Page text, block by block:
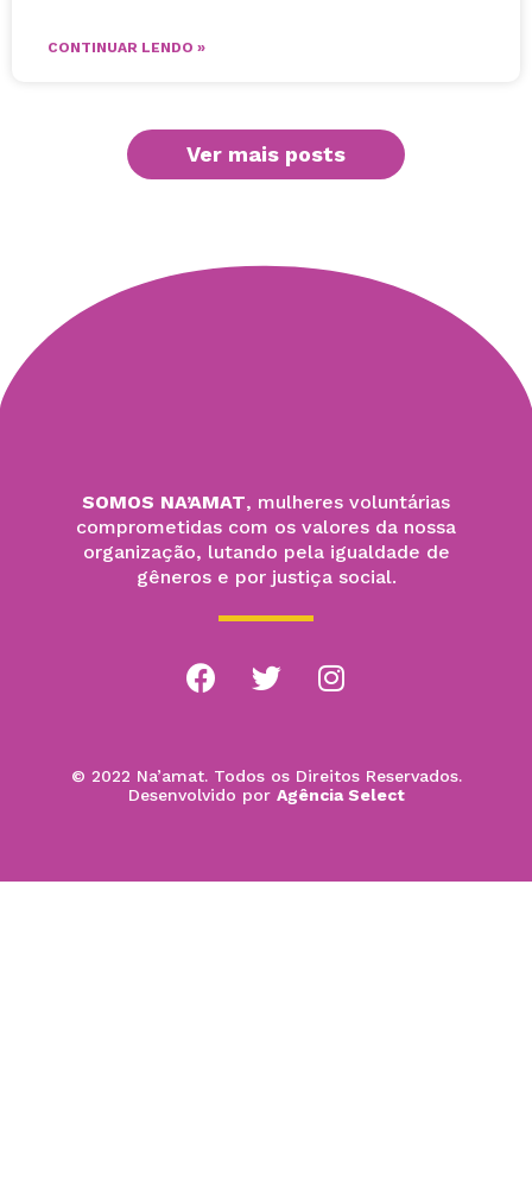
CONTINUAR LENDO »
Ver mais posts
SOMOS NA’AMAT, mulheres voluntárias
comprometidas com os valores da nossa
organização, lutando pela igualdade de
gêneros e por justiça social.
© 2022 Na’amat. Todos os Direitos Reservados.
Desenvolvido por Agência Select